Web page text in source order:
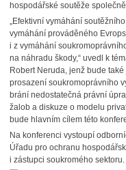
hospodářské soutěže
„Efektivní vymáhání
vymáhání prováděného
i z vymáhání
na náhradu škody,“ uvedl k
Robert Neruda, jenž bude
prosazení soukromoprávního
brání nedostatečná právní
žalob a diskuze o modelu
bude hlavním cílem této
Na konferenci vystoupí
Úřadu pro ochranu
i zástupci soukromého sektoru.